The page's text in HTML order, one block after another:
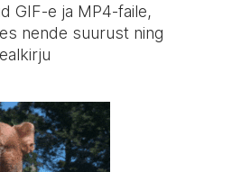
GIF-e ja MP4-faile,
nende suurust ning